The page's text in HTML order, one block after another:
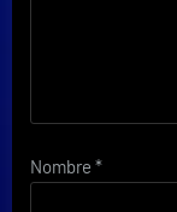
Nombre *